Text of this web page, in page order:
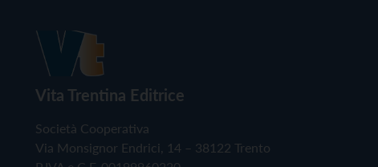
Vita Trentina Editrice
Società Cooperativa
Via Monsignor Endrici, 14 – 38122 Trento